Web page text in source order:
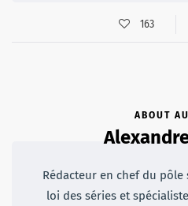
163
ABOUT
Rédacteur en chef du pôle
loi des séries et